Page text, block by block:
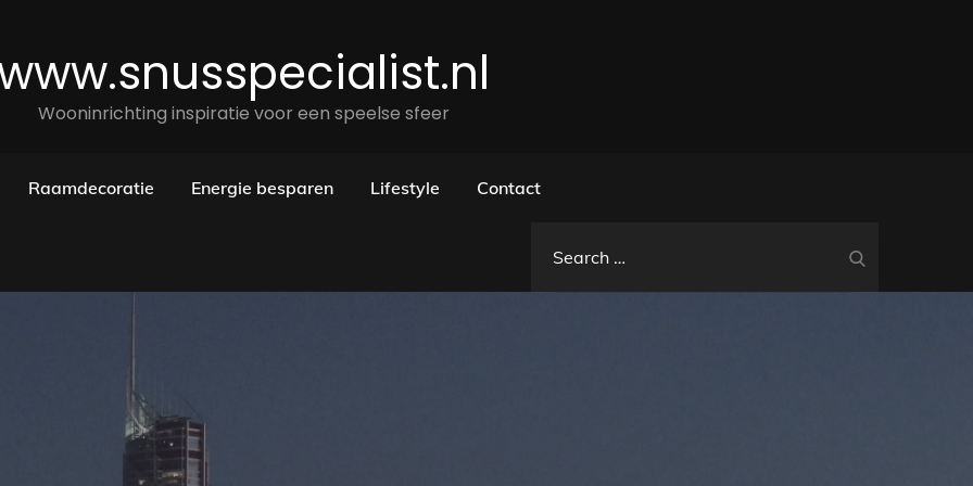
Wooninrichting inspiratie voor een speelse sfeer
Raamdecoratie Energie besparen Lifestyle Contact
for: